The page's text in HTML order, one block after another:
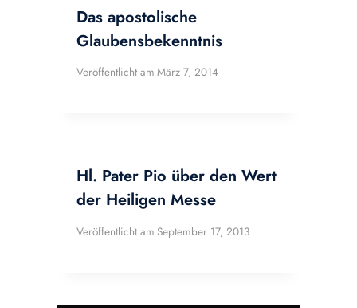
Das apostolische
Glaubensbekenntnis
Veröffentlicht am März 7, 2014
Hl. Pater Pio über den Wert
der Heiligen Messe
Veröffentlicht am September 17, 2013